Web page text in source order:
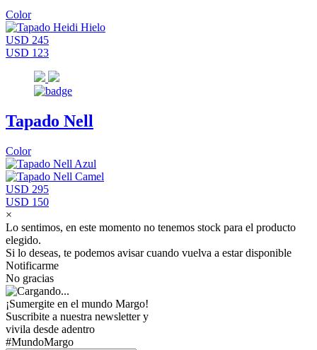
Color
USD 245
USD 123
Tapado Nell
Color
USD 295
USD 150
×
Lo sentimos, en este momento no tenemos stock para el producto
elegido.
Si lo deseas, te podemos avisar cuando vuelva a estar disponible
Notificarme
No gracias
¡Sumergite en el mundo Margo!
Suscribite a nuestra newsletter y
vivila desde adentro
#MundoMargo